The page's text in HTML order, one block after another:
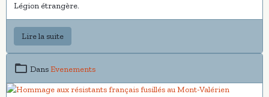
Légion étrangère.
Lire la suite
DansEvenements